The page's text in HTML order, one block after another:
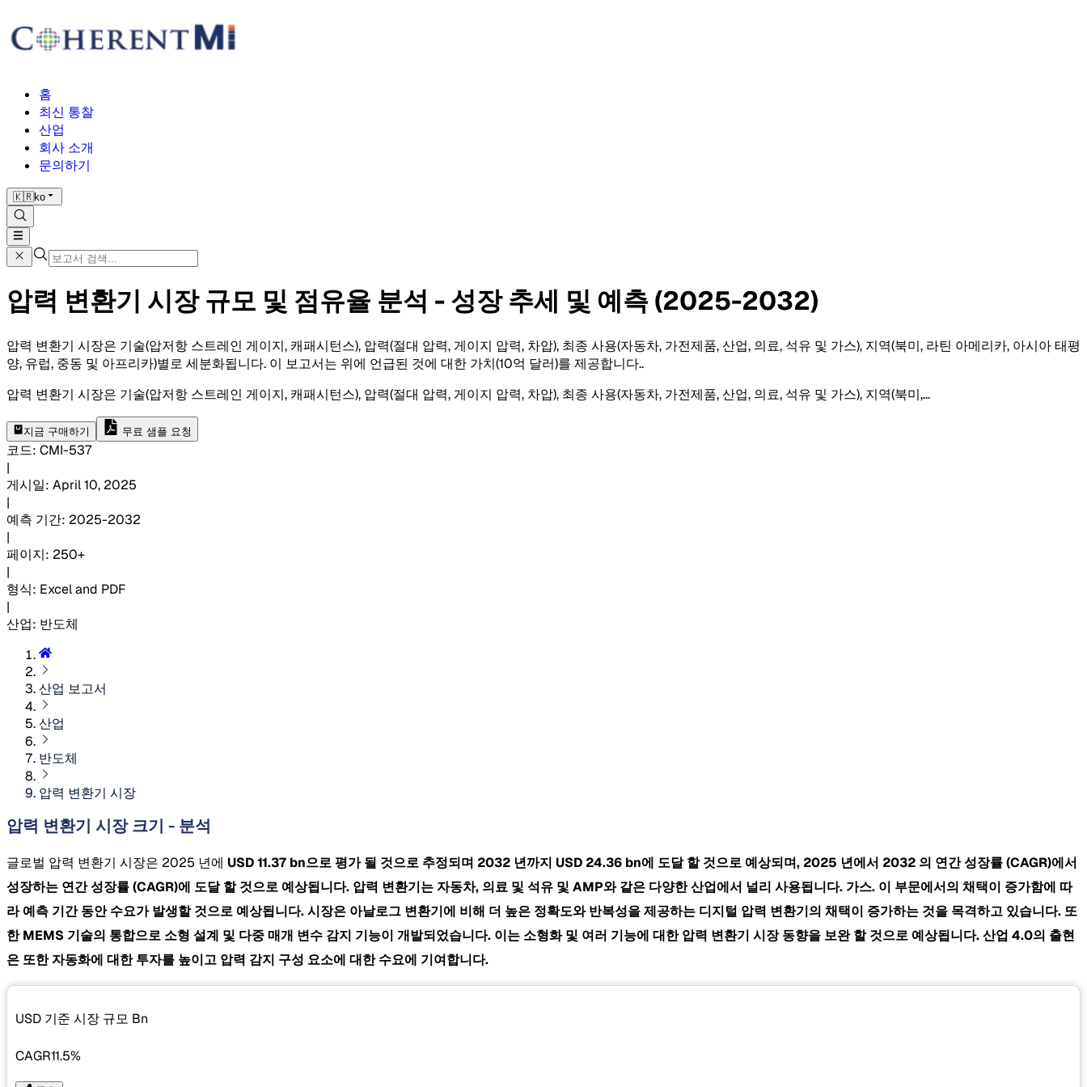
홈
최신 통찰
산업
회사 소개
문의하기
🇰🇷ko
압력 변환기 시장 규모 및 점유율 분석 - 성장 추세 및 예측 (2025-2032)
압력 변환기 시장은 기술(압저항 스트레인 게이지, 캐패시턴스), 압력(절대 압력, 게이지 압력, 차압), 최종 사용(자동차, 가전제품, 산업, 의료, 석유 및 가스), 지역(북미, 라틴 아메리카, 아시아 태평
양, 유럽, 중동 및 아프리카)별로 세분화됩니다. 이 보고서는 위에 언급된 것에 대한 가치(10억 달러)를 제공합니다..
압력 변환기 시장은 기술(압저항 스트레인 게이지, 캐패시턴스), 압력(절대 압력, 게이지 압력, 차압), 최종 사용(자동차, 가전제품, 산업, 의료, 석유 및 가스), 지역(북미,...
지금 구매하기 무료 샘플 요청
코드: CMI-537
|
게시일: April 10, 2025
|
예측 기간: 2025-2032
|
페이지: 250+
|
형식: Excel and PDF
|
산업: 반도체
산업 보고서
산업
반도체
압력 변환기 시장
압력 변환기 시장 크기 - 분석
글로벌 압력 변환기 시장은 2025 년에 USD 11.37 bn으로 평가 될 것으로 추정되며 2032 년까지 USD 24.36 bn에 도달 할 것으로 예상되며, 2025 년에서 2032 의 연간 성장률(CAGR)에서
성장하는 연간 성장률(CAGR)에 도달 할 것으로 예상됩니다. 압력 변환기는 자동차, 의료 및 석유 및 AMP와 같은 다양한 산업에서 널리 사용됩니다. 가스. 이 부문에서의 채택이 증가함에 따
라 예측 기간 동안 수요가 발생할 것으로 예상됩니다. 시장은 아날로그 변환기에 비해 더 높은 정확도와 반복성을 제공하는 디지털 압력 변환기의 채택이 증가하는 것을 목격하고 있습니다. 또
한 MEMS 기술의 통합으로 소형 설계 및 다중 매개 변수 감지 기능이 개발되었습니다. 이는 소형화 및 여러 기능에 대한 압력 변환기 시장 동향을 보완 할 것으로 예상됩니다. 산업 4.0의 출현
은 또한 자동화에 대한 투자를 높이고 압력 감지 구성 요소에 대한 수요에 기여합니다.
USD 기준 시장 규모 Bn
CAGR11.5%